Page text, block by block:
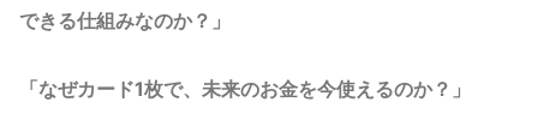
できる仕組みなのか？」
「なぜカード1枚で、未来のお金を今使えるのか？」